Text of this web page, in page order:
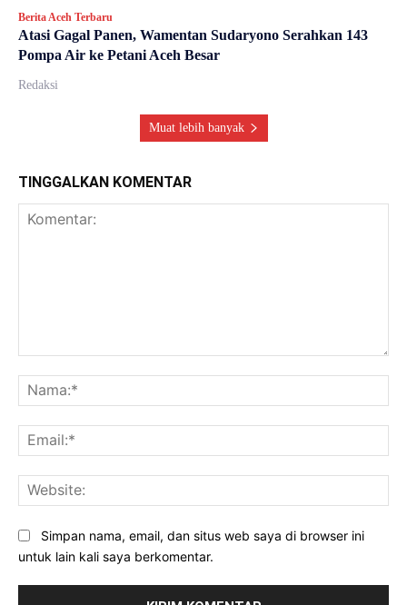
Berita Aceh Terbaru
Atasi Gagal Panen, Wamentan Sudaryono Serahkan 143
Pompa Air ke Petani Aceh Besar
Redaksi
Muat lebih banyak
TINGGALKAN KOMENTAR
Simpan nama, email, dan situs web saya di browser ini
untuk lain kali saya berkomentar.